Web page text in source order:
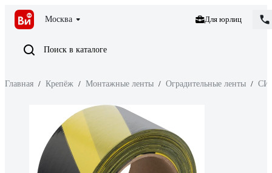
Москва Для юрлиц
Поиск в каталоге
Главная / Крепёж / Монтажные ленты / Оградительные ленты /